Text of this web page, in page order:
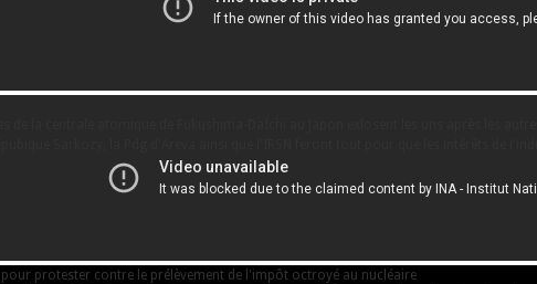
protester contre le prélèvement de l'impôt octroyé au nucléaire